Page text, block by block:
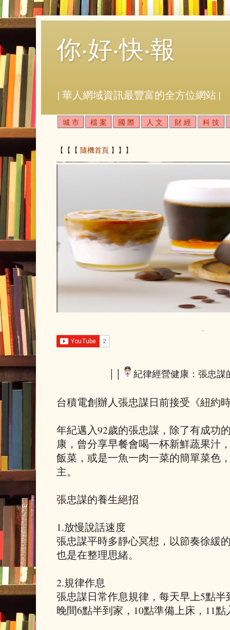
你‧好‧快‧報
| 華人網域資訊最豐富的全方位網站 |
城 市 檔 案 國 際 人 文 財 經 科 技
【【【 隨機首頁 】】】
紀律經營健康：張忠謀
台積電創辦人張忠謀日前接受《紐約
年紀邁入92歲的張忠謀，除了有成功
康，曾分享早餐會喝一杯新鮮蔬果汁
飯菜，或是一魚一肉一菜的簡單菜色
主。
張忠謀的養生絕招
1.放慢說話速度
張忠謀平時多靜心冥想，以節奏徐緩
也是在整理思緒。
2.規律作息
張忠謀日常作息規律，每天早上5點
晚間6點半到家，10點準備上床，11點